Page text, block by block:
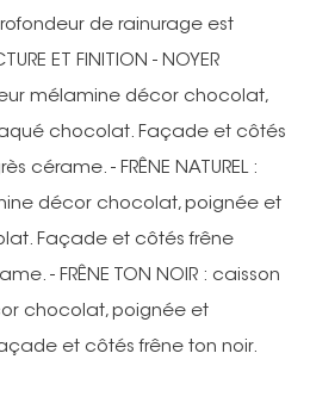
de rainurage est
ET FINITION - NOYER
mélamine décor chocolat,
chocolat. Façade et côtés
cérame. - FRÊNE NATUREL :
décor chocolat, poignée et
Façade et côtés frêne
- FRÊNE TON NOIR : caisson
chocolat, poignée et
et côtés frêne ton noir.